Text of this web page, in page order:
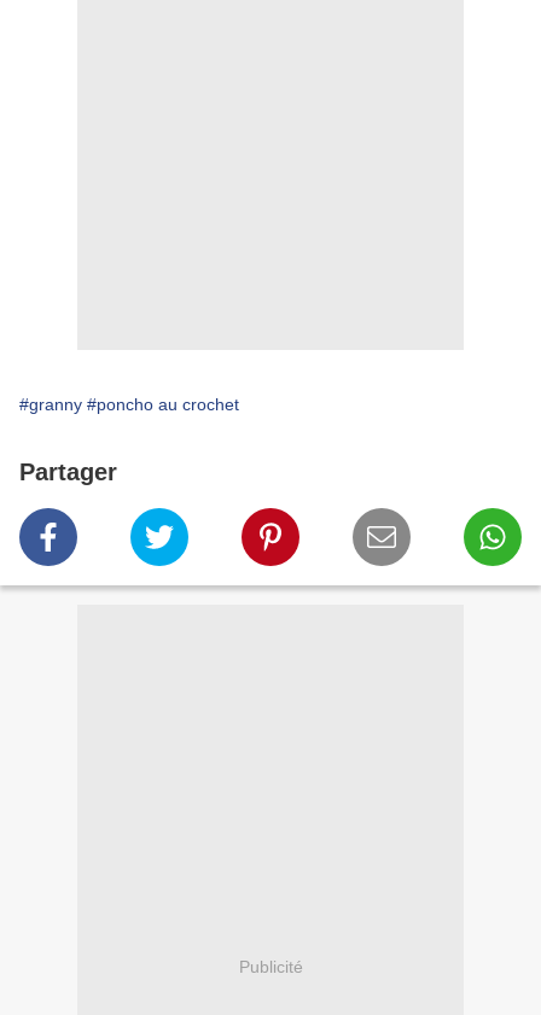
#granny #poncho au crochet
Partager
Publicité